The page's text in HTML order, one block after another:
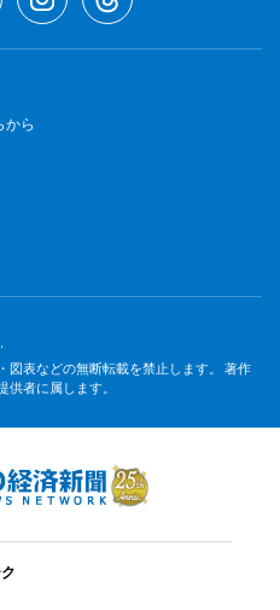
から
図表などの無断転載を禁止します。 著作
者に属します。